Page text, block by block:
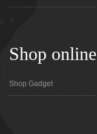
Shop online
Shop Gadget